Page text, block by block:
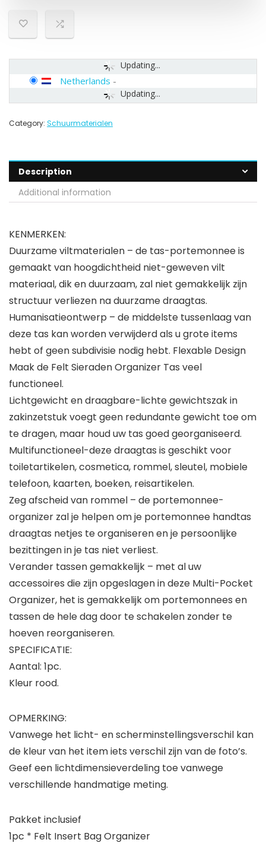
Updating...
Updating...
Netherlands -
Category: Schuurmaterialen
Description
Additional information
KENMERKEN:
Duurzame viltmaterialen – de tas-portemonnee is
gemaakt van hoogdichtheid niet-geweven vilt
materiaal, dik en duurzaam, zal niet gemakkelijk zijn
structuur verliezen na duurzame draagtas.
Humanisatieontwerp – de middelste tussenlaag van
deze tas kan worden verwijderd als u grote items
hebt of geen subdivisie nodig hebt. Flexable Design
Maak de Felt Sieraden Organizer Tas veel
functioneel.
Lichtgewicht en draagbare-lichte gewichtszak in
zakinzetstuk voegt geen redundante gewicht toe om
te dragen, maar houd uw tas goed georganiseerd.
Multifunctioneel-deze draagtas is geschikt voor
toiletartikelen, cosmetica, rommel, sleutel, mobiele
telefoon, kaarten, boeken, reisartikelen.
Zeg afscheid van rommel – de portemonnee-
organizer zal je helpen om je portemonnee handtas
draagtas netjes te organiseren en je persoonlijke
bezittingen in je tas niet verliest.
Verander tassen gemakkelijk – met al uw
accessoires die zijn opgeslagen in deze Multi-Pocket
Organizer, het is gemakkelijk om portemonnees en
tassen de hele dag door te schakelen zonder te
hoeven reorganiseren.
SPECIFICATIE:
Aantal: 1pc.
Kleur rood.
OPMERKING:
Vanwege het licht- en scherminstellingsverschil kan
de kleur van het item iets verschil zijn van de foto’s.
Geef een lichtdimensieverdeling toe vanwege
verschillende handmatige meting.
Pakket inclusief
1pc * Felt Insert Bag Organizer